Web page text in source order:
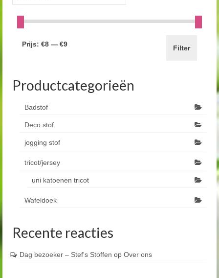
naar:
Filter
Prijs: €8 — €9
Productcategorieën
Badstof
Deco stof
jogging stof
tricot/jersey
uni katoenen tricot
Wafeldoek
Recente reacties
Dag bezoeker – Stef's Stoffen op Over ons